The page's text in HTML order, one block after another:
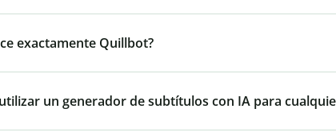
exactamente Quillbot?
un generador de subtítulos con IA para